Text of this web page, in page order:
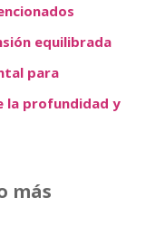
equilibrada
para
la profundidad y
más